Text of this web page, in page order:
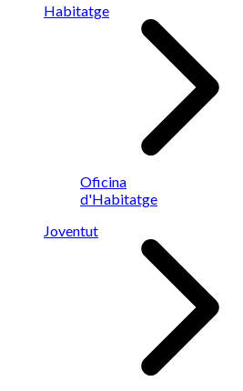
Habitatge
Oficina
d'Habitatge
Joventut